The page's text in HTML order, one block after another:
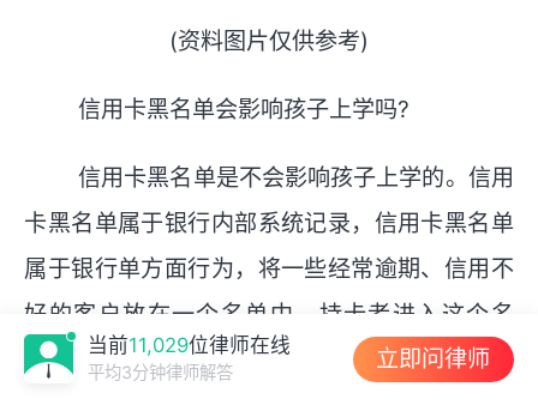
(资料图片仅供参考)
信用卡黑名单会影响孩子上学吗?
信用卡黑名单是不会影响孩子上学的。信用
卡黑名单属于银行内部系统记录，信用卡黑名单
属于银行单方面行为，将一些经常逾期、信用不
好的客户放在一个名单中，持卡者进入这个名
单，不会对孩子造成任何影响。只会影响个人征
当前11,029位律师在线
平均3分钟律师解答 立即问律师